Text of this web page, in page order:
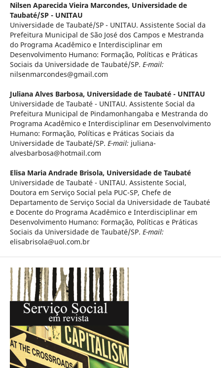
Nilsen Aparecida Vieira Marcondes, Universidade de
Taubaté/SP - UNITAU
Universidade de Taubaté/SP - UNITAU. Assistente Social da
Prefeitura Municipal de São José dos Campos e Mestranda
do Programa Acadêmico e Interdisciplinar em
Desenvolvimento Humano: Formação, Políticas e Práticas
Sociais da Universidade de Taubaté/SP. E-mail:
nilsenmarcondes@gmail.com
Juliana Alves Barbosa, Universidade de Taubaté - UNITAU
Universidade de Taubaté - UNITAU. Assistente Social da
Prefeitura Municipal de Pindamonhangaba e Mestranda do
Programa Acadêmico e Interdisciplinar em Desenvolvimento
Humano: Formação, Políticas e Práticas Sociais da
Universidade de Taubaté/SP. E-mail: juliana-
alvesbarbosa@hotmail.com
Elisa Maria Andrade Brisola, Universidade de Taubaté
Universidade de Taubaté - UNITAU. Assistente Social,
Doutora em Serviço Social pela PUC-SP, Chefe de
Departamento de Serviço Social da Universidade de Taubaté
e Docente do Programa Acadêmico e Interdisciplinar em
Desenvolvimento Humano: Formação, Políticas e Práticas
Sociais da Universidade de Taubaté/SP. E-mail:
elisabrisola@uol.com.br